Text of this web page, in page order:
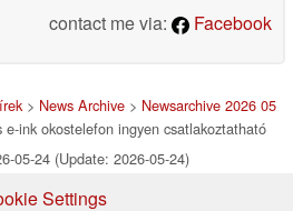
contact me via:
Facebook
> News Archive > Newsarchive 2026 05
ink okostelefon ingyen csatlakoztatható
05-24 (Update: 2026-05-24)
Settings